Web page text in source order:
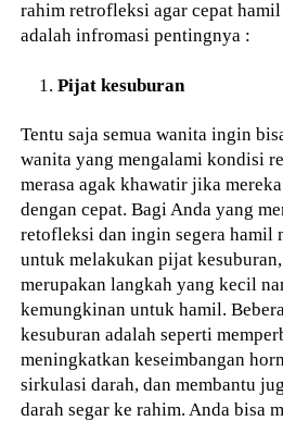
rahim retrofleksi agar cepat
adalah infromasi pentingnya :
Pijat kesuburan
Tentu saja semua wanita ingin
wanita yang mengalami kondisi
merasa agak khawatir jika
dengan cepat. Bagi Anda yang
retofleksi dan ingin segera hamil
untuk melakukan pijat
merupakan langkah yang kecil
kemungkinan untuk hamil.
kesuburan adalah seperti
meningkatkan keseimbangan
sirkulasi darah, dan membantu
darah segar ke rahim. Anda bisa